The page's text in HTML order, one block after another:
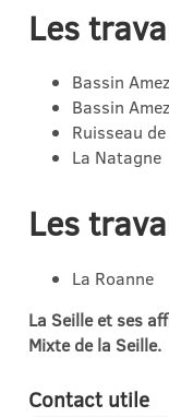
Les
Bassin
Bassin
Ruisseau
La Natagne
Les
La Roanne
La Seille et ses
Mixte de la Seille.
Contact utile